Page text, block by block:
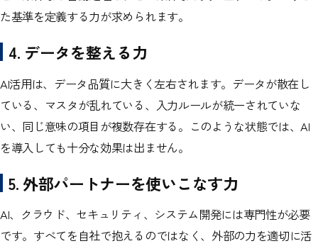
た基準を定義する力が求められます。
4. データを整える力
AI活用は、データ品質に大きく左右されます。データが散在し
ている、マスタが乱れている、入力ルールが統一されていな
い、同じ意味の項目が複数存在する。このような状態では、AI
を導入しても十分な効果は出ません。
5. 外部パートナーを使いこなす力
AI、クラウド、セキュリティ、システム開発には専門性が必要
です。すべてを自社で抱えるのではなく、外部の力を適切に活